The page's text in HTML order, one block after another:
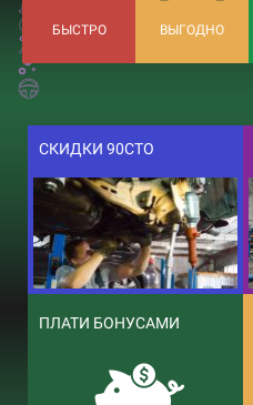
БЫСТРО ВЫГОДНО
СКИДКИ 90СТО
ПЛАТИ БОНУСАМИ